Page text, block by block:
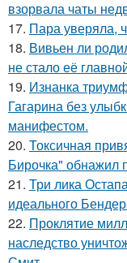
взорвала чаты
17. Пара уверяла,
18. Вивьен ли
не стало её
19. Изнанка
Гагарина без
манифестом.
20. Токсичная
Бирочка" обнажил
21. Три лика
идеального
22. Проклятие
наследство